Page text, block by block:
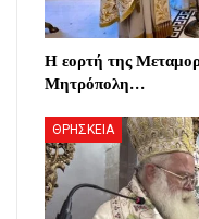
Η εορτή της
Μητρόπολη…
ΘΡΗΣΚΕΙΑ